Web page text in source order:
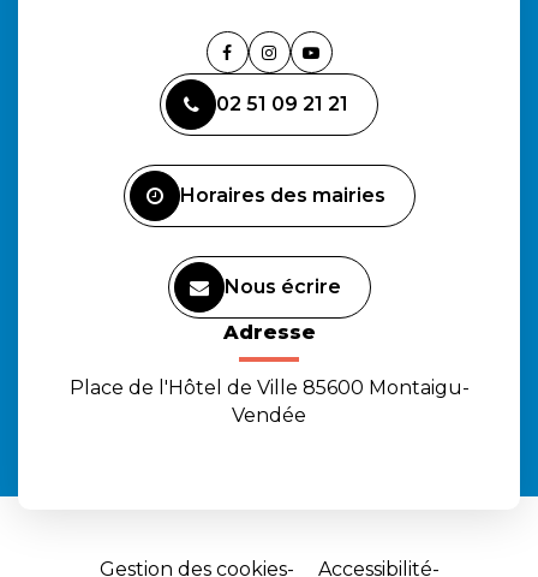
Lien
le
compte
Lien
le
compte
Lien
la
chaîne
02 51 09 21 21
Horaires des mairies
Nous écrire
Adresse
Place de l'Hôtel de Ville 85600 Montaigu-
Vendée
Gestion des cookies Accessibilité